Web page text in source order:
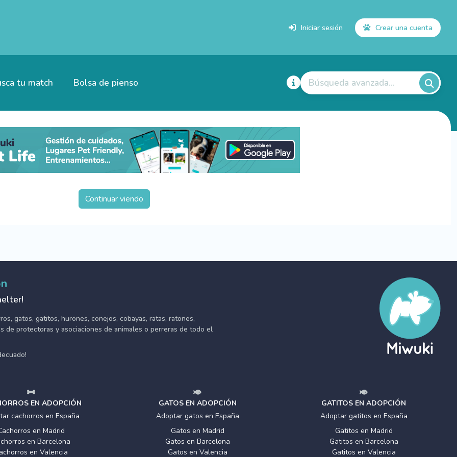
Iniciar sesión Crear una cuenta
tu match Bolsa de pienso Búsqueda avanzada...
Continuar viendo
gatos, gatitos, hurones, conejos, cobayas, ratas, ratones,
de protectoras y asociaciones de animales o perreras de todo el
EN ADOPCIÓN
cachorros en España
en Madrid
en Barcelona
en Valencia
GATOS EN ADOPCIÓN
Adoptar gatos en España
Gatos en Madrid
Gatos en Barcelona
Gatos en Valencia
GATITOS EN ADOPCIÓN
Adoptar gatitos en España
Gatitos en Madrid
Gatitos en Barcelona
Gatitos en Valencia